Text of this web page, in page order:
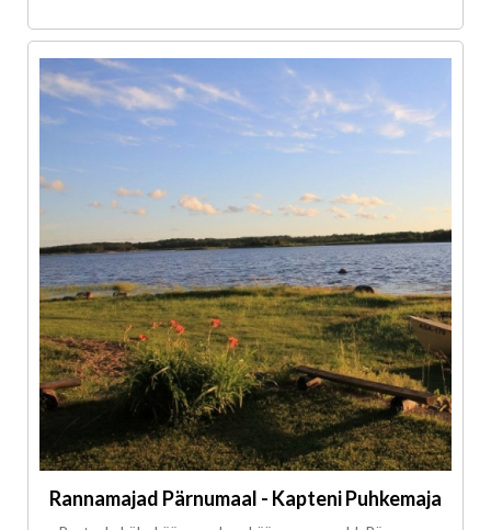
Rannamajad Pärnumaal - Kapteni Puhkemaja